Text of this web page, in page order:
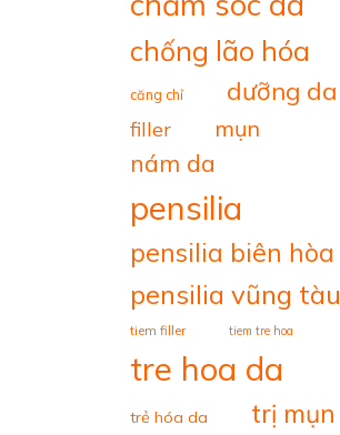
chống lão hóa
căng chỉ dưỡng da
filler mụn
nám da
pensilia
pensilia biên hòa
pensilia vũng tàu
tiem filler tiem tre hoa
tre hoa da
trẻ hóa da trị mụn